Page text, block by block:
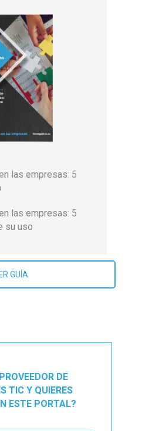
las empresas: 5
las empresas: 5
su uso
GUÍA
DE
TIC Y QUIERES
ESTE PORTAL?